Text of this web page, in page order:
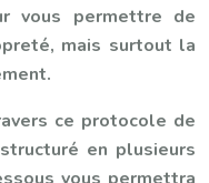
vous permettre de
mais surtout la
ce protocole de
en plusieurs